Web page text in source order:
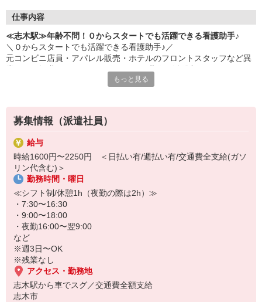
仕事内容
≪志木駅≫年齢不問！０からスタートでも活躍できる看護助手♪
＼０からスタートでも活躍できる看護助手♪／
元コンビニ店員・アパレル販売・ホテルのフロントスタッフなど異
＊シーツ交換
＊患者さんの誘導
＊入浴や食事などの介助 など
環境、待遇どちらも良好◎
病院勤務が初めての方の定着率も高め☆
お試し2ヶ月〜の勤務も大歓迎です♪
もっと見る
募集情報（派遣社員）
給与
時給1600円〜2250円 ＜日払い有/週払い有/交通費全支給(ガソ
リン代含む)＞
勤務時間・曜日
≪シフト制/休憩1h（夜勤の際は2h）≫
・7:30〜16:30
・9:00〜18:00
・夜勤16:00〜翌9:00
など
※週3日〜OK
※残業なし
アクセス・勤務地
志木駅から車でスグ／交通費全額支給
志木市